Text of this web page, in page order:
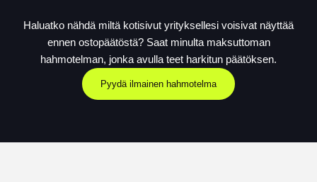
Haluatko nähdä miltä kotisivut yrityksellesi voisivat näyttää
ennen ostopäätöstä? Saat minulta maksuttoman
hahmotelman, jonka avulla teet harkitun päätöksen.
Pyydä ilmainen hahmotelma